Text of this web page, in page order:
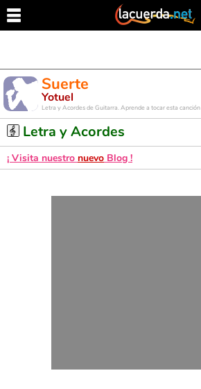
Suerte
Yotuel
Letra y Acordes de Guitarra. Aprende a tocar esta canción
Letra y Acordes
¡ Visita nuestro nuevo Blog !